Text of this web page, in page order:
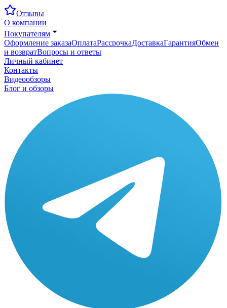
Отзывы
О компании
Покупателям
Оформление заказаОплатаРассрочкаДоставкаГарантияОбмен
и возвратВопросы и ответы
Личный кабинет
Контакты
Видеообзоры
Блог и обзоры